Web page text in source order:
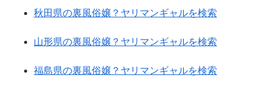
秋田県の裏風俗嬢？ヤリマンギャルを検索
山形県の裏風俗嬢？ヤリマンギャルを検索
福島県の裏風俗嬢？ヤリマンギャルを検索